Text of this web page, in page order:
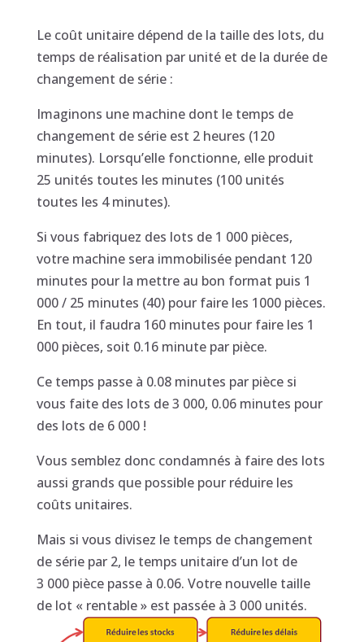
Le coût unitaire dépend de la taille des lots, du
temps de réalisation par unité et de la durée de
changement de série :
Imaginons une machine dont le temps de
changement de série est 2 heures (120
minutes). Lorsqu’elle fonctionne, elle produit
25 unités toutes les minutes (100 unités
toutes les 4 minutes).
Si vous fabriquez des lots de 1 000 pièces,
votre machine sera immobilisée pendant 120
minutes pour la mettre au bon format puis 1
000 / 25 minutes (40) pour faire les 1000 pièces.
En tout, il faudra 160 minutes pour faire les 1
000 pièces, soit 0.16 minute par pièce.
Ce temps passe à 0.08 minutes par pièce si
vous faite des lots de 3 000, 0.06 minutes pour
des lots de 6 000 !
Vous semblez donc condamnés à faire des lots
aussi grands que possible pour réduire les
coûts unitaires.
Mais si vous divisez le temps de changement
de série par 2, le temps unitaire d’un lot de
3 000 pièce passe à 0.06. Votre nouvelle taille
de lot « rentable » est passée à 3 000 unités.